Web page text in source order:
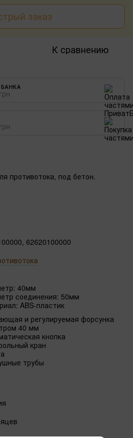
заказ
К сравнению
противотока, под бетон.
62620100000
40мм
соединения: 50мм
ABS-пластик
и регулируемая форсунка
40 мм
кнопка
кран
трубы